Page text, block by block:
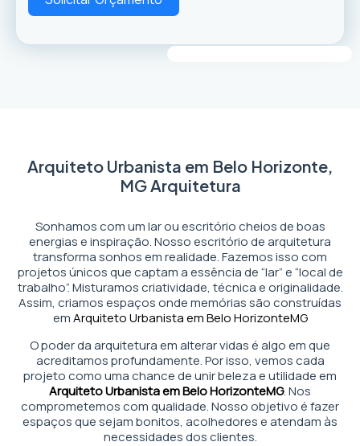
Arquiteto Urbanista em Belo Horizonte,
MG Arquitetura
Sonhamos com um lar ou escritório cheios de boas
energias e inspiração. Nosso escritório de arquitetura
transforma sonhos em realidade. Fazemos isso com
projetos únicos que captam a essência de “lar” e “local de
trabalho”. Misturamos criatividade, técnica e originalidade.
Assim, criamos espaços onde memórias são construídas
emArquiteto Urbanista em Belo HorizonteMG
O poder da arquitetura em alterar vidas é algo em que
acreditamos profundamente. Por isso, vemos cada
projeto como uma chance de unir beleza e utilidade em
Arquiteto Urbanista em Belo HorizonteMG. Nos
comprometemos com qualidade. Nosso objetivo é fazer
espaços que sejam bonitos, acolhedores e atendam às
necessidades dos clientes.